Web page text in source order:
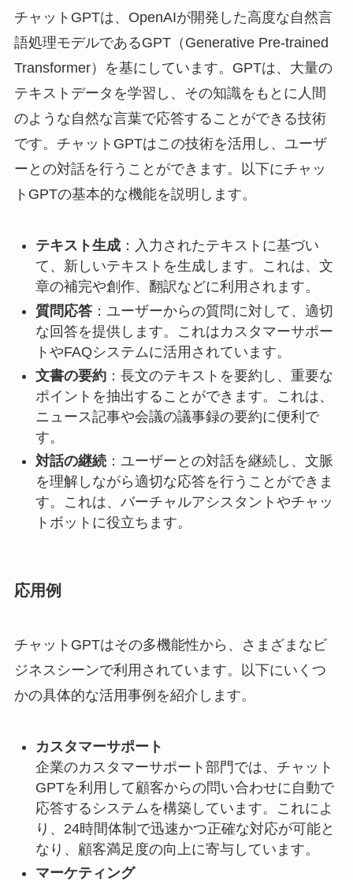
チャットGPTは、OpenAIが開発した高度な自然言
語処理モデルであるGPT（Generative Pre-trained
Transformer）を基にしています。GPTは、大量の
テキストデータを学習し、その知識をもとに人間
のような自然な言葉で応答することができる技術
です。チャットGPTはこの技術を活用し、ユーザ
ーとの対話を行うことができます。以下にチャッ
トGPTの基本的な機能を説明します。
テキスト生成：入力されたテキストに基づい
て、新しいテキストを生成します。これは、文
章の補完や創作、翻訳などに利用されます。
質問応答：ユーザーからの質問に対して、適切
な回答を提供します。これはカスタマーサポー
トやFAQシステムに活用されています。
文書の要約：長文のテキストを要約し、重要な
ポイントを抽出することができます。これは、
ニュース記事や会議の議事録の要約に便利で
す。
対話の継続：ユーザーとの対話を継続し、文脈
を理解しながら適切な応答を行うことができま
す。これは、バーチャルアシスタントやチャッ
トボットに役立ちます。
応用例
チャットGPTはその多機能性から、さまざまなビ
ジネスシーンで利用されています。以下にいくつ
かの具体的な活用事例を紹介します。
カスタマーサポート
企業のカスタマーサポート部門では、チャット
GPTを利用して顧客からの問い合わせに自動で
応答するシステムを構築しています。これによ
り、24時間体制で迅速かつ正確な対応が可能と
なり、顧客満足度の向上に寄与しています。
マーケティング